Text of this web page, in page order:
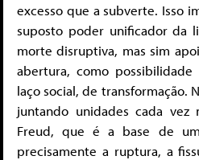
excesso que a subverte. Isso
suposto poder unificador da
morte disruptiva, mas sim
abertura, como
laço social, de transformação.
juntando unidades cada vez
Freud, que é a base de
precisamente a ruptura, a